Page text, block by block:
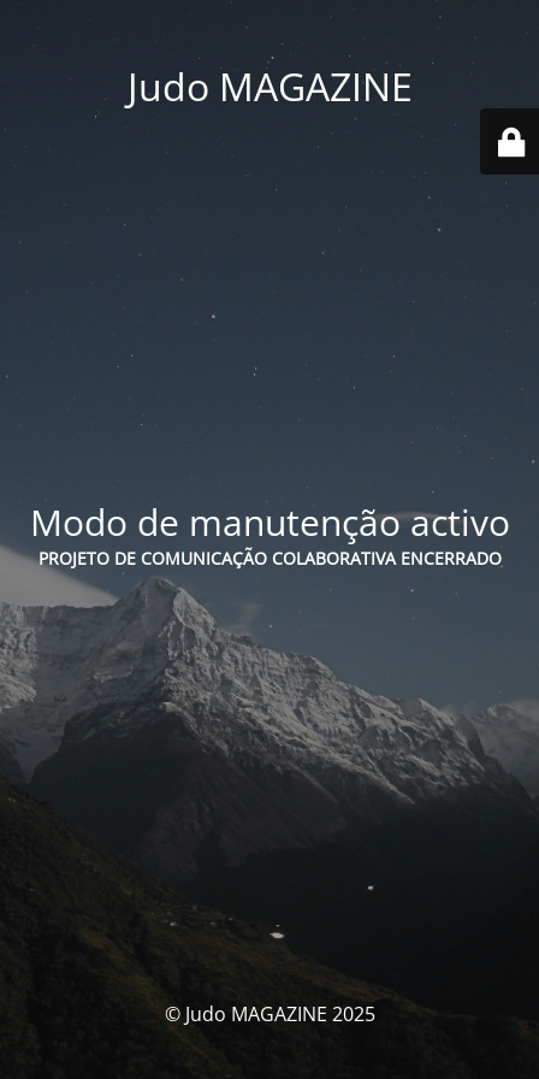
Judo MAGAZINE
Modo de manutenção activo
PROJETO DE COMUNICAÇÃO COLABORATIVA ENCERRADO
© Judo MAGAZINE 2025